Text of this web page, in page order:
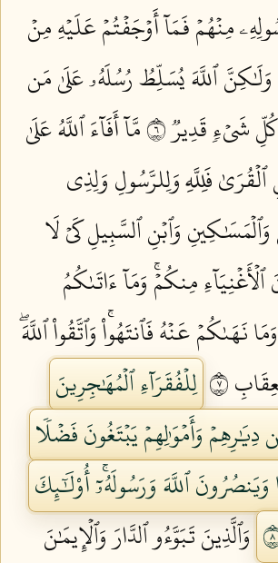
مِنۡهُمۡ فَمَآ أَوۡجَفۡتُمۡ عَلَيۡهِ مِنۡ
ٱللَّهَ يُسَلِّطُ رُسُلَهُۥ عَلَىٰ مَن
شَيۡءٖ قَدِيرٞ ٦
مَّآ أَفَآءَ ٱللَّهُ عَلَىٰ
فَلِلَّهِ وَلِلرَّسُولِ وَلِذِي
وَٱلۡمَسَٰكِينِ وَٱبۡنِ ٱلسَّبِيلِ كَيۡ لَا
مِنكُمۡۚ وَمَآ ءَاتَىٰكُمُ
نَهَىٰكُمۡ عَنۡهُ فَٱنتَهُواْۚ وَٱتَّقُواْ ٱللَّهَۖ
٧
لِلۡفُقَرَآءِ ٱلۡمُهَٰجِرِينَ
دِيَٰرِهِمۡ وَأَمۡوَٰلِهِمۡ يَبۡتَغُونَ فَضۡلٗا
ٱللَّهَ وَرَسُولَهُۥٓۚ أُوْلَٰٓئِكَ
وَٱلَّذِينَ تَبَوَّءُو ٱلدَّارَ وَٱلۡإِيمَٰنَ